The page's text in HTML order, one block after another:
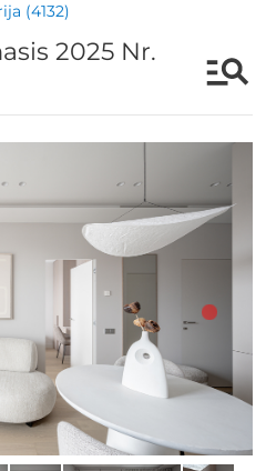
(4132)
2025 Nr.